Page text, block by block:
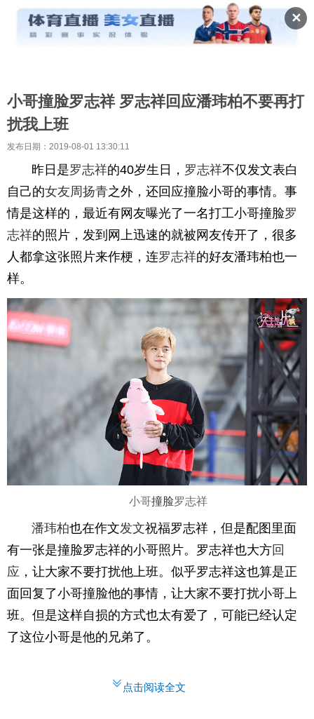
✕
小哥撞脸罗志祥 罗志祥回应潘玮柏不要再打
扰我上班
发布日期：2019-08-01 13:30:11
昨日是罗志祥的40岁生日， 罗志祥不仅发文表白
自己的女友周扬青之外，还回应撞脸小哥的事情。事
情是这样的，最近有网友曝光了一名打工小哥撞脸罗
志祥的照片，发到网上迅速的就被网友传开了，很多
人都拿这张照片来作梗，连罗志祥的好友潘玮柏也一
样。
小哥撞脸罗志祥
潘玮柏也在作文发文祝福罗志祥，但是配图里面
有一张是撞脸罗志祥的小哥照片。罗志祥也大方回
应 ，让大家不要打扰他上班。似乎罗志祥这也算是正
面回复了小哥撞脸他的事情，让大家不要打扰小哥上
班。但是这样自损的方式也太有爱了，可能已经认定
了这位小哥是他的兄弟了。
点击阅读全文